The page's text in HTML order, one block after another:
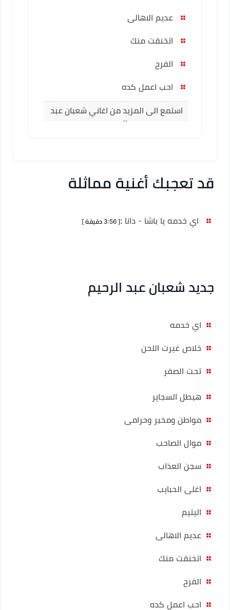
عديم الاهالى
اتخنقت منك
الفرح
احب اعمل كده
استمع الى المزيد من اغاني شعبان عبد
الرحيم
قد تعجبك أغنية مماثلة
اي خدمه يا باشا - دانا :[ 3:56 دقيقة ]
جديد شعبان عبد الرحيم
اي خدمه
خلاص غيرت اللحن
تحت الصفر
هبطل السجاير
مواطن ومخبر وحرامى
موال الصاحب
سجن العذاب
اغلى الحبايب
اليتيم
عديم الاهالى
اتخنقت منك
الفرح
احب اعمل كده